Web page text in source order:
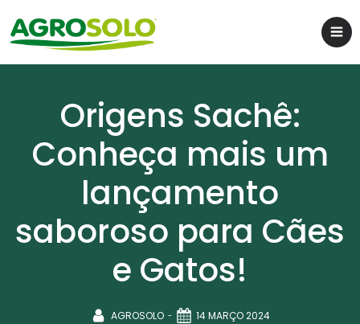
Origens Sachê:
Conheça mais um
lançamento
saboroso para Cães
e Gatos!
AGROSOLO - 14 MARÇO 2024